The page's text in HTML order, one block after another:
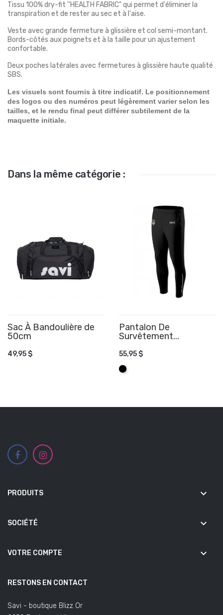
Tissu 100% dry-fit ''HEALTH FABRIC" qui permet d'éliminer la
transpiration et de rester au sec et à l'aise.
Veste avec grande fermeture à glissière et col semi-montant.
Bords-côtés aux poignets et à la taille pour un ajustement
confortable.
Deux poches latérales avec fermetures à glissière haute qualité
SBS.
Les visuels sont fournis à titre indicatif. Le positionnement
des logos ou des numéros peut légèrement varier selon les
tailles, et le rendu final peut différer subtilement de la
maquette initiale.
Dans la même catégorie :
Sac À Bandoulière de
50cm
49,95 $
AJOUTER AU PANIER
Pantalon De
Survêtement...
55,95 $
Noir
AJOUTER AU PANIER
PRODUITS keyboard_arrow_down
SOCIÉTÉ keyboard_arrow_down
VOTRE COMPTE keyboard_arrow_down
RESTONS EN CONTACT
Savi - boutique Blizz Or